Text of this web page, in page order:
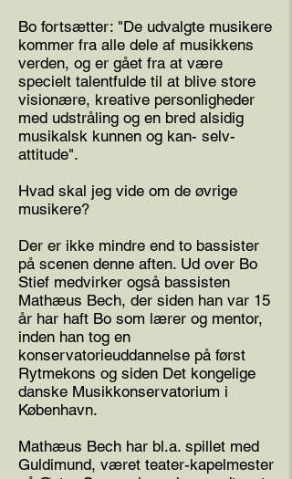
Bo fortsætter: "De udvalgte musikere
kommer fra alle dele af musikkens
verden, og er gået fra at være
specielt talentfulde til at blive store
visionære, kreative personligheder
med udstråling og en bred alsidig
musikalsk kunnen og kan- selv-
attitude".
Hvad skal jeg vide om de øvrige
musikere?
Der er ikke mindre end to bassister
på scenen denne aften. Ud over Bo
Stief medvirker også bassisten
Mathæus Bech, der siden han var 15
år har haft Bo som lærer og mentor,
inden han tog en
konservatorieuddannelse på først
Rytmekons og siden Det kongelige
danske Musikkonservatorium i
København.
Mathæus Bech har bl.a. spillet med
Guldimund, været teater-kapelmester